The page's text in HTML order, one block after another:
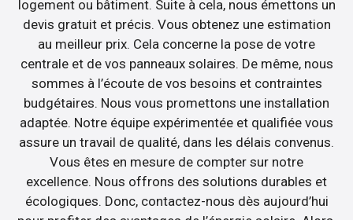
logement ou bâtiment. Suite à cela, nous émettons un
devis gratuit et précis. Vous obtenez une estimation
au meilleur prix. Cela concerne la pose de votre
centrale et de vos panneaux solaires. De même, nous
sommes à l’écoute de vos besoins et contraintes
budgétaires. Nous vous promettons une installation
adaptée. Notre équipe expérimentée et qualifiée vous
assure un travail de qualité, dans les délais convenus.
Vous êtes en mesure de compter sur notre
excellence. Nous offrons des solutions durables et
écologiques. Donc, contactez-nous dès aujourd’hui